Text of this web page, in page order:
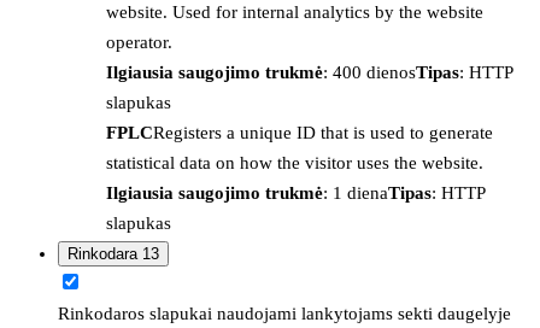
website. Used for internal analytics by the website
operator.
Ilgiausia saugojimo trukmė: 400 dienosTipas: HTTP
slapukas
FPLCRegisters a unique ID that is used to generate
statistical data on how the visitor uses the website.
Ilgiausia saugojimo trukmė: 1 dienaTipas: HTTP
slapukas
Rinkodara 13
Rinkodaros slapukai naudojami lankytojams sekti daugelyje